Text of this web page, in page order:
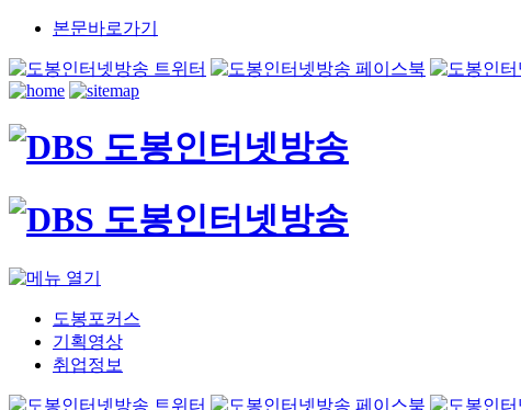
본문바로가기
도봉포커스
기획영상
취업정보